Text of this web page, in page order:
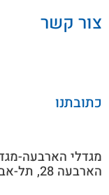
צור קשר
כתובתנו
מגדלי הארבעה-
הארבעה 28, תל-אביב יפו 6473925